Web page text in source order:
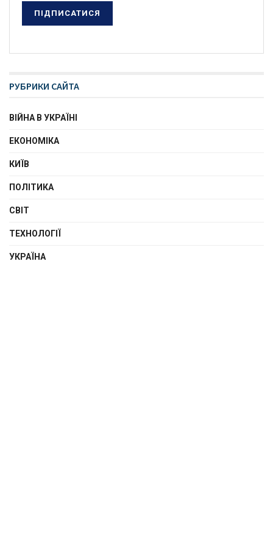
РУБРИКИ САЙТА
ВІЙНА В УКРАЇНІ
ЕКОНОМІКА
КИЇВ
ПОЛІТИКА
СВІТ
ТЕХНОЛОГІЇ
УКРАЇНА